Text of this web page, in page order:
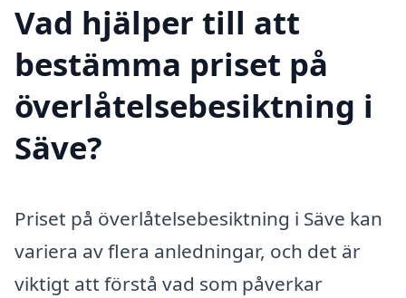
Vad hjälper till att
bestämma priset på
överlåtelsebesiktning i
Säve?
Priset på överlåtelsebesiktning i Säve kan
variera av flera anledningar, och det är
viktigt att förstå vad som påverkar